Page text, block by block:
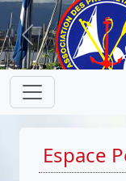
Previous
Espace